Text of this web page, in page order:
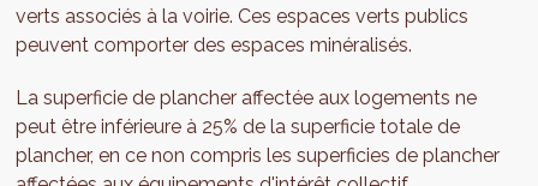
verts associés à la voirie. Ces espaces verts publics
peuvent comporter des espaces minéralisés.
La superficie de plancher affectée aux logements ne
peut être inférieure à 25% de la superficie totale de
plancher, en ce non compris les superficies de plancher